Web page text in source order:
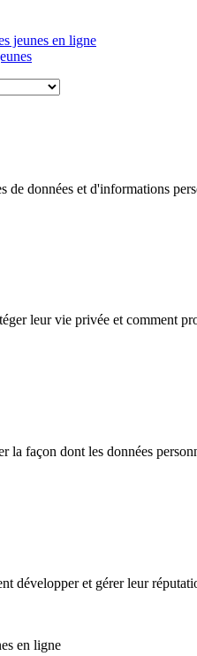
jeunes en ligne
données et d'informations
leur vie privée et comment
la façon dont les données
développer et gérer leur
en ligne